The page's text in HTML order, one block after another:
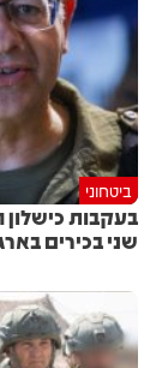
ביטחוני
בעקבות
שני בכירים